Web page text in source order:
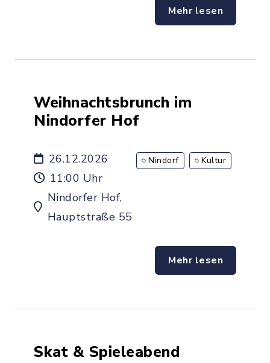
Mehr lesen
Weihnachtsbrunch im
Nindorfer Hof
26.12.2026
11:00 Uhr
Nindorfer Hof,
Hauptstraße 55
Nindorf Kultur
Mehr lesen
Skat & Spieleabend